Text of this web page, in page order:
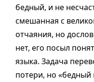
бедный, и не
смешанная с
отчаяния, но
нет, его посыл
языка. Задача
потери, но «бедный